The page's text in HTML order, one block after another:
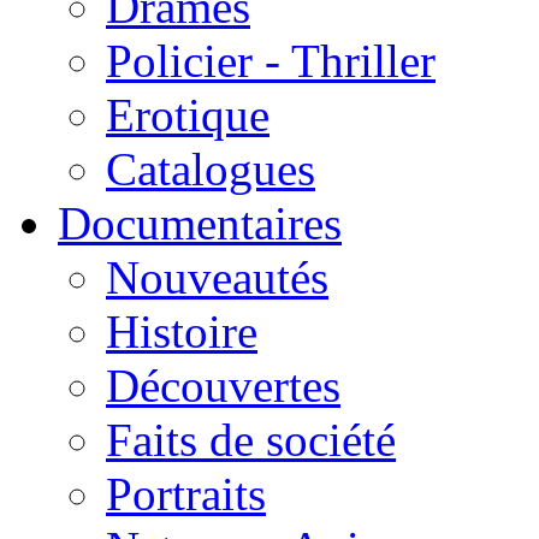
Policier - Thriller
Erotique
Catalogues
Documentaires
Nouveautés
Histoire
Découvertes
Faits de société
Portraits